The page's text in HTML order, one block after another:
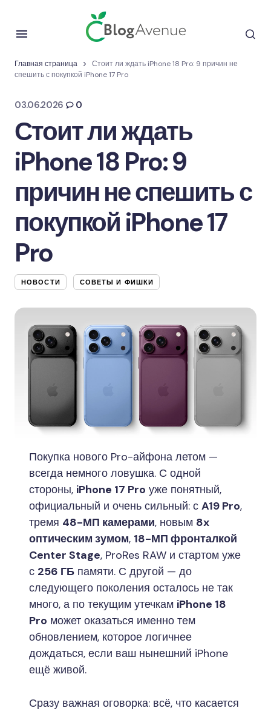
Главная страница
Стоит ли ждать iPhone 18 Pro: 9 причин не
спешить с покупкой iPhone 17 Pro
03.06.2026 0
Стоит ли ждать
iPhone 18 Pro: 9
причин не спешить с
покупкой iPhone 17
Pro
НОВОСТИ СОВЕТЫ И ФИШКИ
Покупка нового Pro-айфона летом —
всегда немного ловушка. С одной
стороны, iPhone 17 Pro уже понятный,
официальный и очень сильный: с A19 Pro,
тремя 48-МП камерами, новым 8x
оптическим зумом, 18-МП фронталкой
Center Stage, ProRes RAW и стартом уже
с 256 ГБ памяти. С другой — до
следующего поколения осталось не так
много, а по текущим утечкам iPhone 18
Pro может оказаться именно тем
обновлением, которое логичнее
дождаться, если ваш нынешний iPhone
ещё живой.
Сразу важная оговорка: всё, что касается